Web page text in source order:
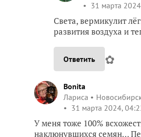
31 марта
Света, вермикулит
развития воздуха и
Ответить ✿
Bonita
Лариса
31 марта 2024,
У меня тоже 100%
наклюнувшихся семян…